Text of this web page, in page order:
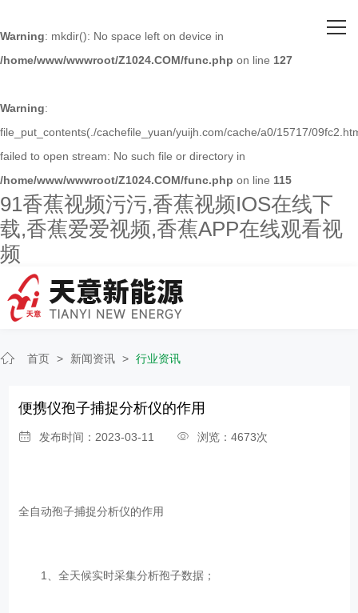
Warning: mkdir(): No space left on device in
/home/www/wwwroot/Z1024.COM/func.php on line 127
Warning:
file_put_contents(./cachefile_yuan/yuijh.com/cache/a0/15717/
failed to open stream: No such file or directory in
/home/www/wwwroot/Z1024.COM/func.php on line 115
91香蕉视频污污,香蕉视频IOS在线下
载,香蕉爱爱视频,香蕉APP在线观看视
频
关于91香蕉视频污污
主营产品
人才招聘
新闻资讯
联系91香蕉视频污污
首页 > 新闻资讯 > 行业资讯
便携仪孢子捕捉分析仪的作用
发布时间：2023-03-11 浏览：4673次
全自动孢子捕捉分析仪的作用
1、全天候实时采集分析孢子数据；